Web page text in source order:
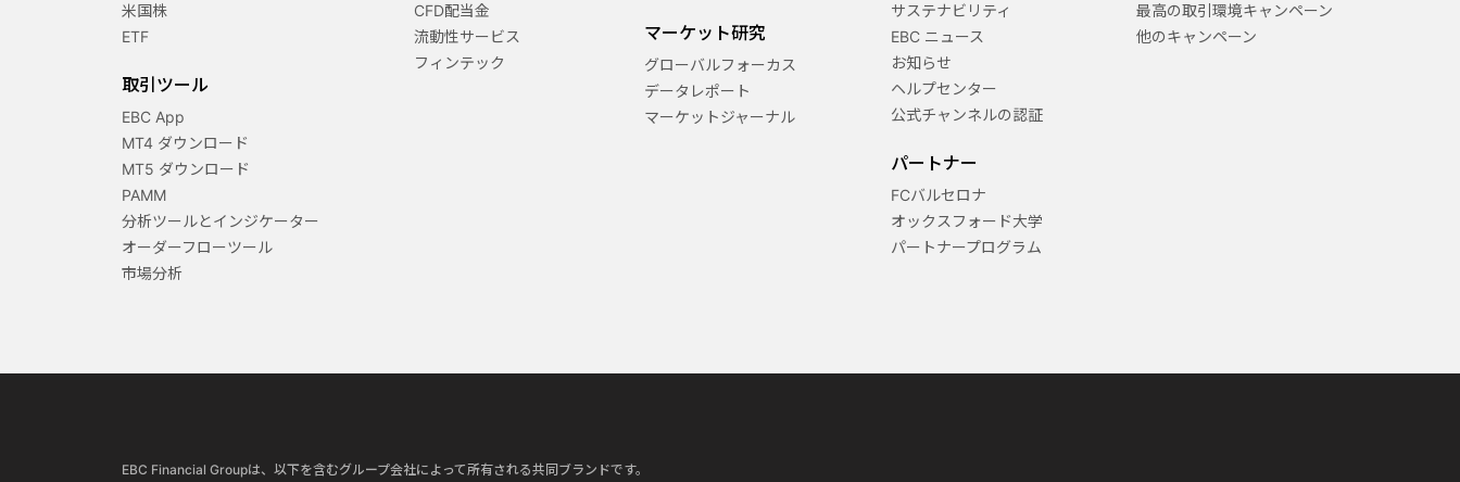
米国株
ETF
取引ツール
EBC App
MT4 ダウンロード
MT5 ダウンロード
PAMM
分析ツールとインジケーター
オーダーフローツール
市場分析
CFD配当金
流動性サービス
フィンテック
マーケット研究
グローバルフォーカス
データレポート
マーケットジャーナル
サステナビリティ
EBC ニュース
お知らせ
ヘルプセンター
公式チャンネルの認証
パートナー
FCバルセロナ
オックスフォード大学
パートナープログラム
最高の取引環境キャンペーン
他のキャンペーン
EBC Financial Groupは、以下を含むグループ会社によって所有される共同ブランドです。